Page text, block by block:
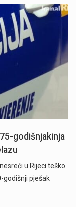
godišnjakinja
u Rijeci teško
godišnji pješak